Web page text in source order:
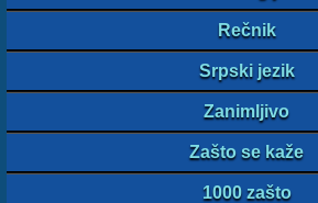
Rečnik
Srpski jezik
Zanimljivo
Zašto se kaže
1000 zašto